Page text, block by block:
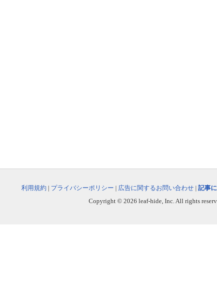
利用規約 | プライバシーポリシー | 広告に関するお問い合わせ | 記事
Copyright © 2026 leaf-hide, Inc. All rights